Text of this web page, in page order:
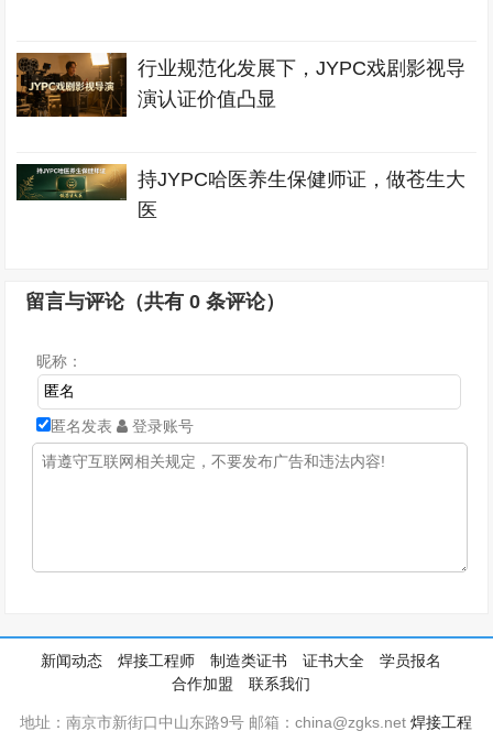
行业规范化发展下，JYPC戏剧影视导
演认证价值凸显
持JYPC哈医养生保健师证，做苍生大
医
留言与评论（共有0 条评论）
昵称：
匿名发表 登录账号
新闻动态 焊接工程师 制造类证书 证书大全
学员报名
合作加盟
联系我们
地址：南京市新街口中山东路9号 邮箱：china@zgks.net焊接工程